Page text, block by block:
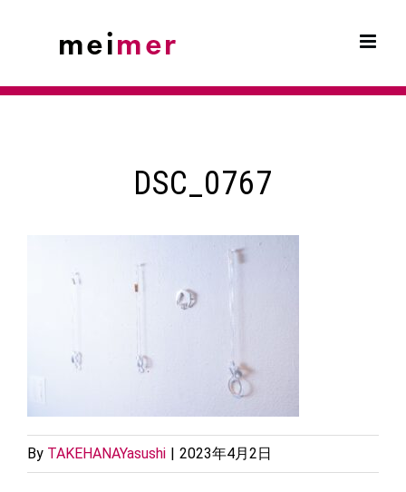
DSC_0767
By TAKEHANAYasushi | 2023年4月2日